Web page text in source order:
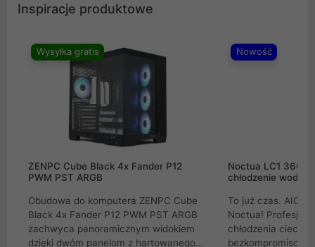
Inspiracje produktowe
Wysyłka gratis
ZENPC Cube Black 4x Fander P12
PWM PST ARGB
Obudowa do komputera ZENPC Cube
Black 4x Fander P12 PWM PST ARGB
zachwyca panoramicznym widokiem
dzięki dwóm panelom z hartowanego
Nowość
Noctua LC1
chłodzenie wodne
To już czas. AIO
Noctua!
chłodzenia cieczą